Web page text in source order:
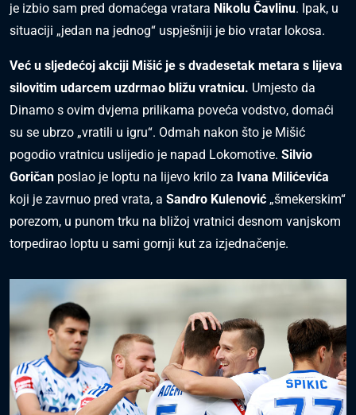
je izbio sam pred domaćega vratara Nikolu Čavlinu. Ipak, u
situaciji „jedan na jednog“ uspješniji je bio vratar lokosa.
Već u sljedećoj akciji Mišić je s dvadesetak metara s lijeva
silovitim udarcem uzdrmao bližu vratnicu. Umjesto da
Dinamo s ovim dvjema prilikama poveća vodstvo, domaći
su se ubrzo „vratili u igru“. Odmah nakon što je Mišić
pogodio vratnicu uslijedio je napad Lokomotive. Silvio
Goričan poslao je loptu na lijevo krilo za Ivana Milićevića
koji je zavrnuo pred vrata, a Sandro Kulenović „šmekerskim“
porezom, u punom trku na bližoj vratnici desnom vanjskom
torpedirao loptu u sami gornji kut za izjednačenje.